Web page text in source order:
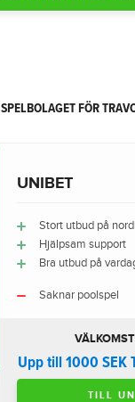
FÖR
UNIBET
Stort utbud på
Hjälpsam support
Bra utbud på
Saknar poolspel
Upp till 1000 SEK
TILL